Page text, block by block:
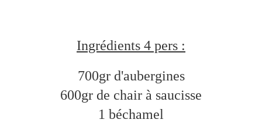
Ingrédients 4 pers :
700gr d'aubergines
600gr de chair à saucisse
1 béchamel